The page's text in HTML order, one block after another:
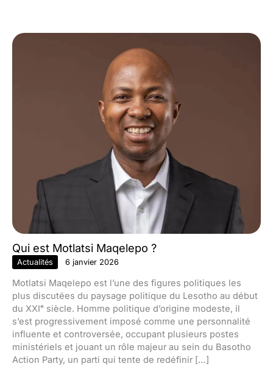
Qui est Motlatsi Maqelepo ?
Actualités 6 janvier 2026
Motlatsi Maqelepo est l’une des figures politiques les
plus discutées du paysage politique du Lesotho au début
du XXIᵉ siècle. Homme politique d’origine modeste, il
s’est progressivement imposé comme une personnalité
influente et controversée, occupant plusieurs postes
ministériels et jouant un rôle majeur au sein du Basotho
Action Party, un parti qui tente de redéfinir […]